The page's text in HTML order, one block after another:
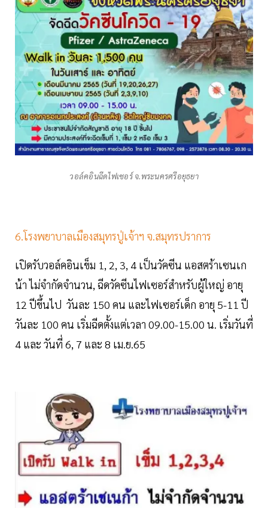
วอล์คอินฉีดไฟเซอร์ จ.พระนครศรีอยุธยา
6.โรงพยาบาลเมืองสมุทรปู่เจ้าฯ จ.สมุทรปราการ
เปิดรับวอล์คอินเข็ม 1, 2, 3, 4 เป็นวัคซีน แอสตร้าเซนเก
น้า ไม่จำกัดจำนวน, ฉีดวัคซีนไฟเซอร์สำหรับผู้ใหญ่ อายุ
12 ปีขึ้นไป วันละ 150 คน และไฟเซอร์เด็ก อายุ 5-11 ปี
วันละ 100 คน เริ่มฉีดตั้งแต่เวลา 09.00-15.00 น. เริ่มวันที่
4 และ วันที่ 6, 7 และ 8 เม.ย.65